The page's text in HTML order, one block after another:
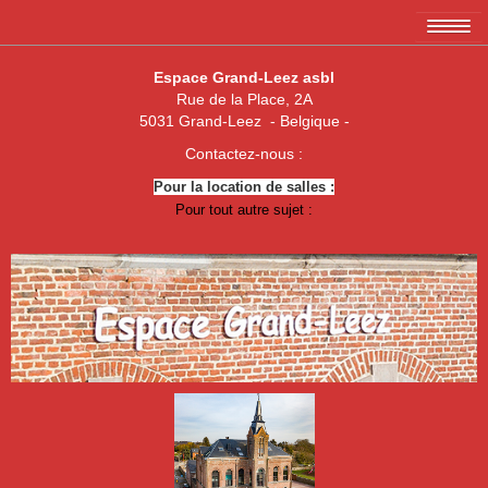
L'association EGL asbl
Amicale des 3 x 20
Association "Un enfant, une vie"
Royal Football Club Grand-Leez
Les pêcheurs réunis
Club des Jeunes de Grand-Leez
Nouvelle jeune paume Grand-Leez
Espace Grand-Leez asbl
Rue de la Place, 2A
5031 Grand-Leez - Belgique -
Contactez-nous :
Pour la location de salles :
Pour tout autre sujet :